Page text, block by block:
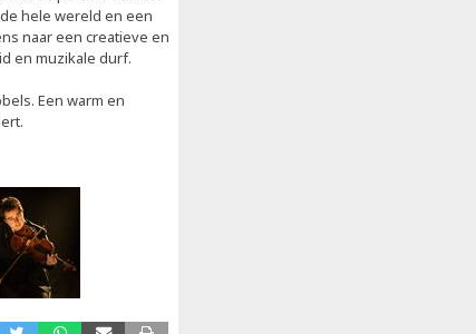
hele wereld en een
naar een creatieve en
en muzikale durf.
Een warm en